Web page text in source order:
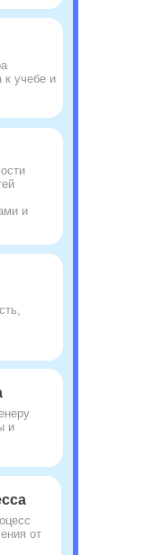
и
и
к учебе и
от